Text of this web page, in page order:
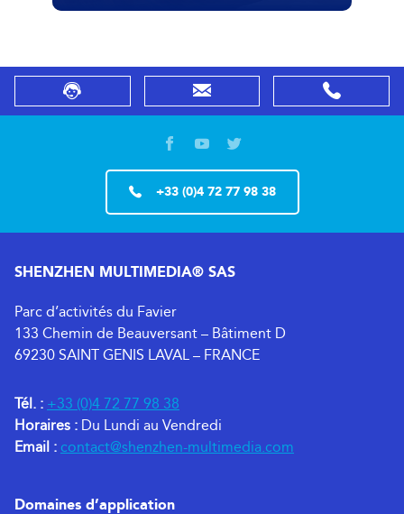
+33 (0)4 72 77 98 38
SHENZHEN MULTIMEDIA® SAS
Parc d’activités du Favier
133 Chemin de Beauversant – Bâtiment D
69230 SAINT GENIS LAVAL – FRANCE
Tél. : +33 (0)4 72 77 98 38
Horaires : Du Lundi au Vendredi
Email : contact@shenzhen-multimedia.com
Domaines d’application